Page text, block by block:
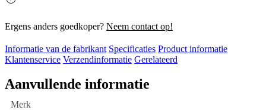
Ergens anders goedkoper? Neem contact op!
Informatie van de fabrikant Specificaties Product informatie
Klantenservice Verzendinformatie Gerelateerd
Aanvullende informatie
Merk